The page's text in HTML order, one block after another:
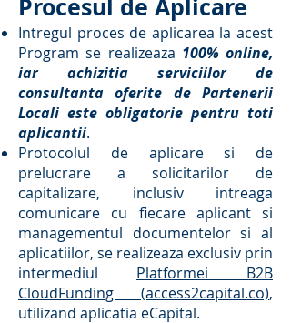
Procesul de Aplicare
Intregul proces de aplicarea la acest
Program se realizeaza 100% online,
iar achizitia serviciilor de
consultanta oferite de Partenerii
Locali este obligatorie pentru toti
aplicantii.
Protocolul de aplicare si de
prelucrare a solicitarilor de
capitalizare, inclusiv intreaga
comunicare cu fiecare aplicant si
managementul documentelor si al
aplicatiilor, se realizeaza exclusiv prin
intermediul Platformei B2B
CloudFunding (access2capital.co),
utilizand aplicatia eCapital.